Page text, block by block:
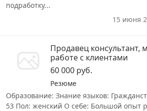
подработку...
15 июня
Продавец консультант,
работе с клиентами
60 000 руб.
Резюме
Образование: Знание языков:
53 Пол: женский О себе: Большой опыт